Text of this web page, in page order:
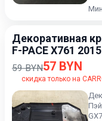
Декоративная
F-PACE X761
59 BYN57 BYN
скидка только на